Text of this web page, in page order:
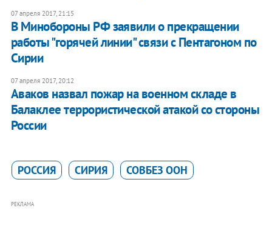
07 апреля 2017, 21:15
В Минобороны РФ заявили о прекращении
работы "горячей линии" связи с Пентагоном по
Сирии
07 апреля 2017, 20:12
Аваков назвал пожар на военном складе в
Балаклее террористической атакой со стороны
России
РОССИЯ СИРИЯ СОВБЕЗ ООН
РЕКЛАМА